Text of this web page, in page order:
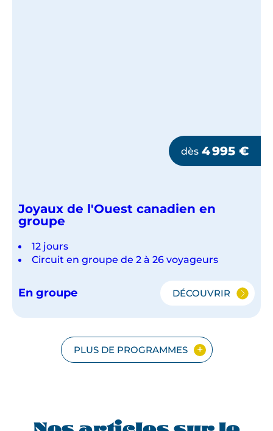
dès 4 995 €
Joyaux de l'Ouest canadien en
groupe
12 jours
Circuit en groupe de 2 à 26 voyageurs
En groupe DÉCOUVRIR
JOYAUX
CANADIEN
EN
GROUPE
PLUS DE PROGRAMMES